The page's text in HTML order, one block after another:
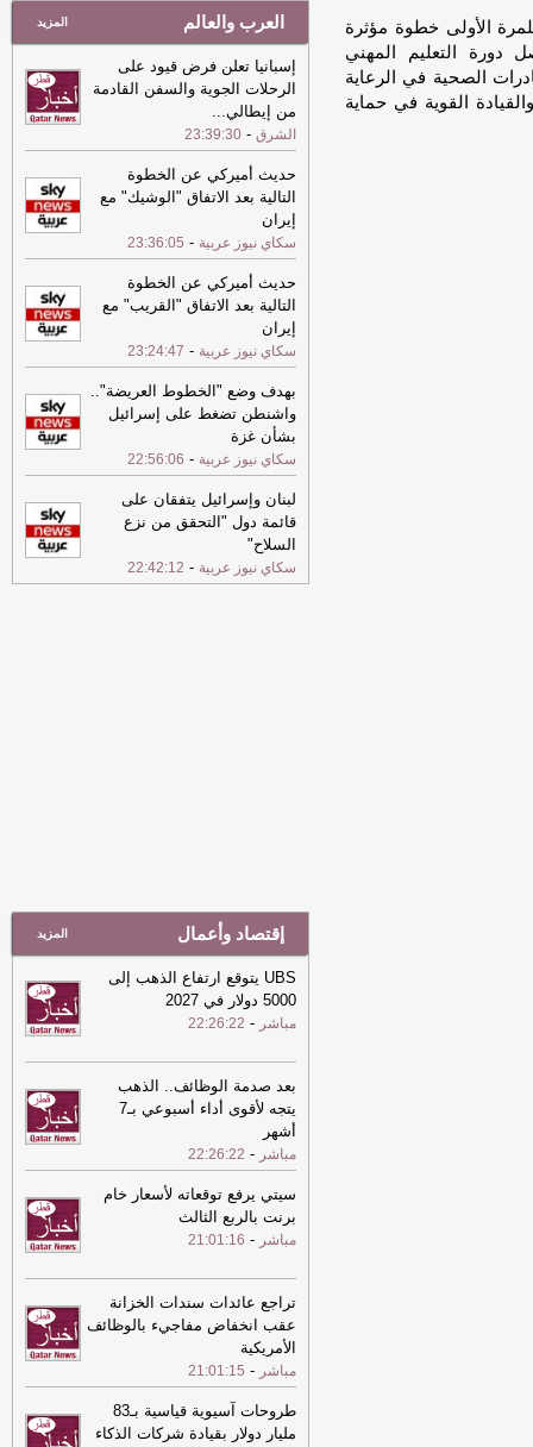
الأولى خطوة مؤثرة
دورة التعليم المهني
الصحية في الرعاية
القوية في حماية
وغبار عالق في عرض البحر
17:30
أمين الجامعة العربية: نحذر من
إقدام بعض الأطراف من محاولات جبانة
لتوسيع رقعة الصراع-لبنانون 24
17:45
وزير الخزانة الأميركي: لن نسمح
لإيران اتخاذ التجارة العالمية رهينة أو
استخدام الشحن الدولي لتمويل الحرس
الثوري- لبنانون 24
12:57
استهداف منشآت بترولية سعودية بطائرات
مسيرة قادمة من الأراضي العراقية
18:00
إيران: لن نسمح لأي جهة تتلقى
تعويضات من أموالنا المجمدة بالعبور عبر
مضيق هرمز-لبنانون 24
17:32
الخارجية القطرية: ندين بشدة
محاولة استهداف منشآت بترولية سعودية
بمسيرات قادمة من الأراضي العراقية -
الجديد
17:26
قطر تشارك في اجتماعات الدورة
الثانية عشرة للجنة الفرعية لتنفيذ صكوك
المنظمة البحرية الدولية
15:34
السعودية تعلن اعتراض مسيرات
العرب والعالم المزيد
إسبانيا تعلن فرض قيود على
الرحلات الجوية والسفن القادمة
من إيطالي...
الشرق -
23:39:30
حديث أميركي عن الخطوة
التالية بعد الاتفاق "الوشيك" مع
إيران
سكاي نيوز عربية -
23:36:05
حديث أميركي عن الخطوة
التالية بعد الاتفاق "القريب" مع
إيران
سكاي نيوز عربية -
23:24:47
بهدف وضع "الخطوط العريضة"..
واشنطن تضغط على إسرائيل
بشأن غزة
سكاي نيوز عربية -
22:56:06
لبنان وإسرائيل يتفقان على
قائمة دول "التحقق من نزع
السلاح"
سكاي نيوز عربية -
22:42:12
إقتصاد وأعمال المزيد
UBS يتوقع ارتفاع الذهب إلى
5000 دولار في 2027
مباشر -
22:26:22
بعد صدمة الوظائف.. الذهب
يتجه لأقوى أداء أسبوعي بـ7
أشهر
مباشر -
22:26:22
سيتي يرفع توقعاته لأسعار خام
برنت بالربع الثالث
مباشر -
21:01:16
تراجع عائدات سندات الخزانة
عقب انخفاض مفاجيء بالوظائف
الأمريكية
مباشر -
21:01:15
طروحات آسيوية قياسية بـ83
مليار دولار بقيادة شركات الذكاء